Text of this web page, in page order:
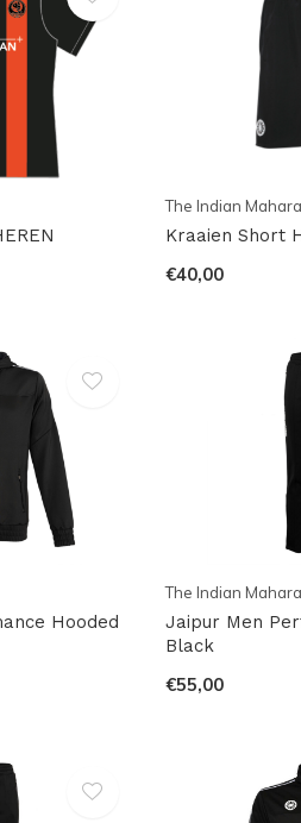
The Indian
Kraaien Short
€40,00
Hooded
The Indian
Jaipur Men
Black
€55,00